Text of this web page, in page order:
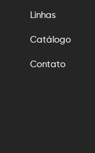
Linhas
Catálogo
Contato